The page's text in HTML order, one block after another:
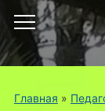
Переключить
мобильное
меню
Главная »